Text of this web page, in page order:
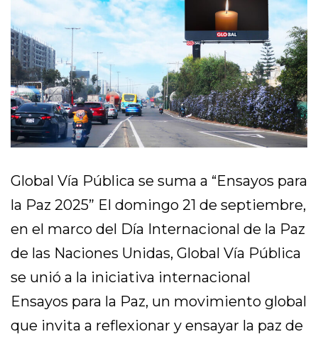
Global Vía Pública se suma a “Ensayos para
la Paz 2025” El domingo 21 de septiembre,
en el marco del Día Internacional de la Paz
de las Naciones Unidas, Global Vía Pública
se unió a la iniciativa internacional
Ensayos para la Paz, un movimiento global
que invita a reflexionar y ensayar la paz de